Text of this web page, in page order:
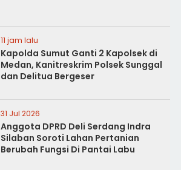
11 jam lalu
Kapolda Sumut Ganti 2 Kapolsek di
Medan, Kanitreskrim Polsek Sunggal
dan Delitua Bergeser
31 Jul 2026
Anggota DPRD Deli Serdang Indra
Silaban Soroti Lahan Pertanian
Berubah Fungsi Di Pantai Labu